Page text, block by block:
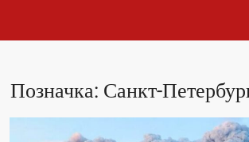
Позначка: Санкт-